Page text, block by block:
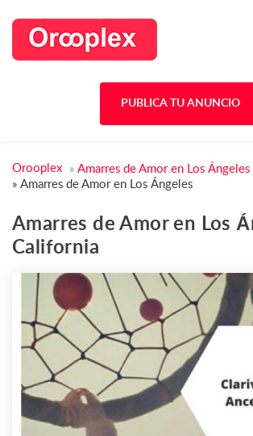
PUBLICA TU ANUNCIO
Orooplex » Amarres de Amor en Los Ángeles
» Amarres de Amor en Los Ángeles
Amarres de Amor en Los
California